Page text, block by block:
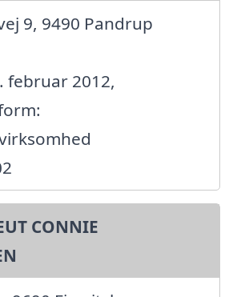
9, 9490 Pandrup
februar 2012,
CONNIE